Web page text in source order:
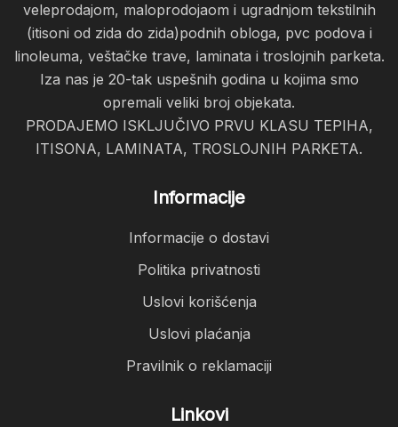
veleprodajom, maloprodojaom i ugradnjom tekstilnih
(itisoni od zida do zida)podnih obloga, pvc podova i
linoleuma, veštačke trave, laminata i troslojnih parketa.
Iza nas je 20-tak uspešnih godina u kojima smo
opremali veliki broj objekata.
PRODAJEMO ISKLJUČIVO PRVU KLASU TEPIHA,
ITISONA, LAMINATA, TROSLOJNIH PARKETA.
Informacije
Informacije o dostavi
Politika privatnosti
Uslovi korišćenja
Uslovi plaćanja
Pravilnik o reklamaciji
Linkovi